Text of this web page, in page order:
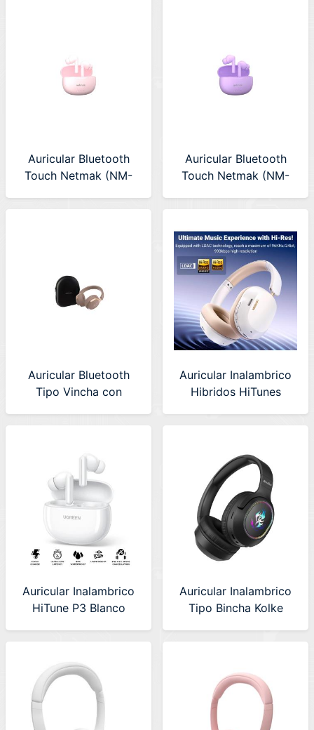
Auricular Bluetooth
Touch Netmak (NM-
Auricular Bluetooth
Touch Netmak (NM-
Auricular Bluetooth
Tipo Vincha con
Auricular Inalambrico
Hibridos HiTunes
Auricular Inalambrico
HiTune P3 Blanco
Auricular Inalambrico
Tipo Bincha Kolke